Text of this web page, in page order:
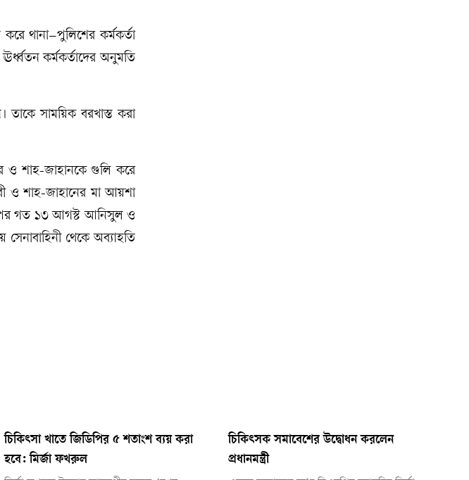
থানা–পুলিশের কর্মকর্তা
কর্মকর্তাদের অনুমতি
তাকে সাময়িক বরখাস্ত করা
ও শাহ-জাহানকে গুলি করে
ও শাহ-জাহানের মা আয়শা
পর গত ১৩ আগস্ট আনিসুল ও
থেকে অব্যাহতি
চিকিৎসা খাতে জিডিপির ৫ শতাংশ ব্যয় করা
হবে: মির্জা ফখরুল
চিকিৎসক সমাবেশের উদ্বোধন করলেন
প্রধানমন্ত্রী